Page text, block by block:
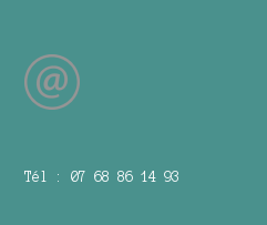
Tél : 07 68 86 14 93